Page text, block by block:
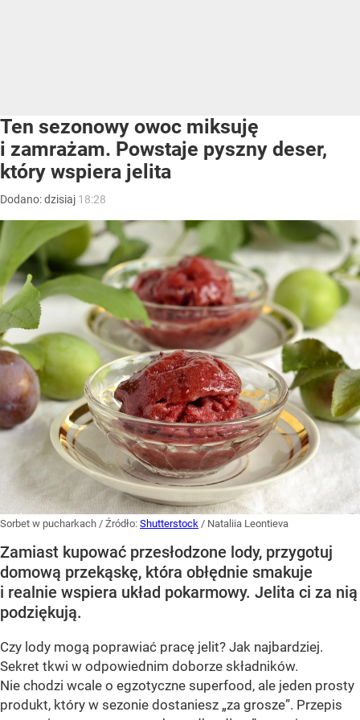
Ten sezonowy owoc miksuję
i zamrażam. Powstaje pyszny deser,
który wspiera jelita
Dodano:dzisiaj 18:28
Sorbet w pucharkach / Źródło: Shutterstock / Nataliia Leontieva
Zamiast kupować przesłodzone lody, przygotuj
domową przekąskę, która obłędnie smakuje
i realnie wspiera układ pokarmowy. Jelita ci za nią
podziękują.
Czy lody mogą poprawiać pracę jelit? Jak najbardziej.
Sekret tkwi w odpowiednim doborze składników.
Nie chodzi wcale o egzotyczne superfood, ale jeden prosty
produkt, który w sezonie dostaniesz „za grosze”. Przepis